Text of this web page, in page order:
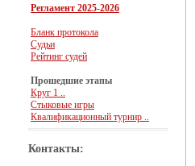
Регламент 2025-2026
Бланк протокола
Судьи
Рейтинг судей
Прошедшие этапы
Круг 1 ..
Стыковые игры
Квалификационный турнир ..
Контакты: